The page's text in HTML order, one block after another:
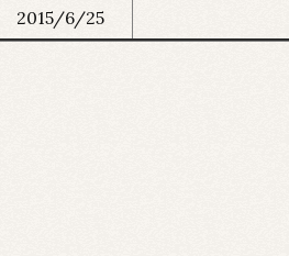
2015/6/25